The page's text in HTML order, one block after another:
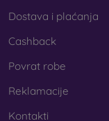
udarce i
Plastika
popularne.
dobre učinke
Koža
Dostava i plaćanja
Cashback
Povrat robe
Reklamacije
Kontakti